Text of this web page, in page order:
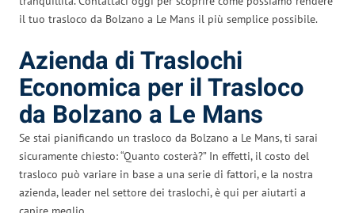
il tuo trasloco da Bolzano a Le Mans il più semplice possibile.
Azienda di Traslochi
Economica per il Trasloco
da Bolzano a Le Mans
Se stai pianificando un trasloco da Bolzano a Le Mans, ti sarai
sicuramente chiesto: “Quanto costerà?” In effetti, il costo del
trasloco può variare in base a una serie di fattori, e la nostra
azienda, leader nel settore dei traslochi, è qui per aiutarti a